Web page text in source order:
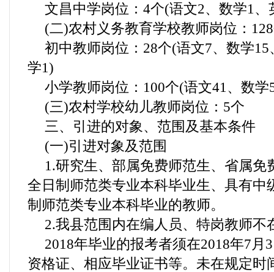
文昌中学岗位：4个(语文2、数学1、
(二)农村义务教育学校教师岗位：
初中教师岗位：28个(语文7、数学
学1)
小学教师岗位：100个(语文41、数学
(三)农村学校幼儿教师岗位：5个
三、引进的对象、范围及基本条件
(一)引进对象及范围
1.研究生、部属免费师范生、省属免
全日制师范类专业本科毕业生、具有中
制师范类专业本科毕业的教师。
2.我县范围内在编人员、特岗教师不
2018年毕业的报考者须在2018年7月
资格证、相应毕业证书等。未在规定时